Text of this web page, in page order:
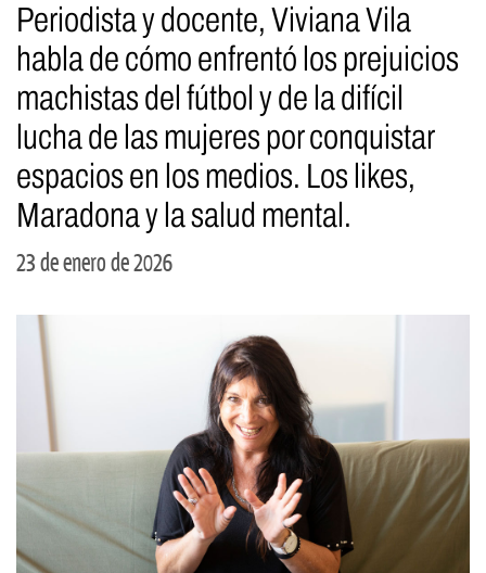
Periodista y docente, Viviana Vila
habla de cómo enfrentó los prejuicios
machistas del fútbol y de la difícil
lucha de las mujeres por conquistar
espacios en los medios. Los likes,
Maradona y la salud mental.
23 de enero de 2026